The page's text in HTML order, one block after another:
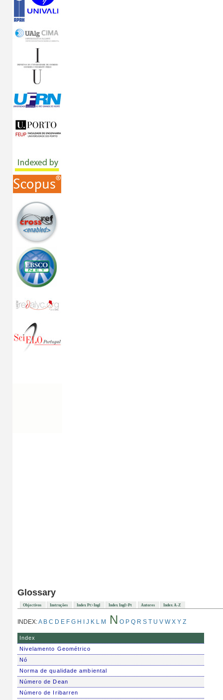
Glossary
Objectivos Instruções Index Pt>Ingl Index Ingl>Pt Autores Index A-Z
INDEX:ABC D EFGH IJKLM N OPQR STU VWXYZ
Index
Nivelamento Geométrico
Nó
Norma de qualidade ambiental
Número de Dean
Número de Iribarren